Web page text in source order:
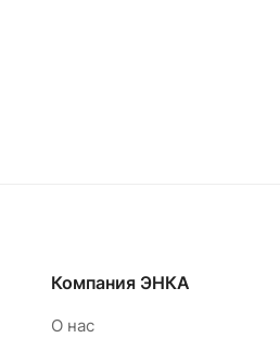
Компания ЭНКА
О нас